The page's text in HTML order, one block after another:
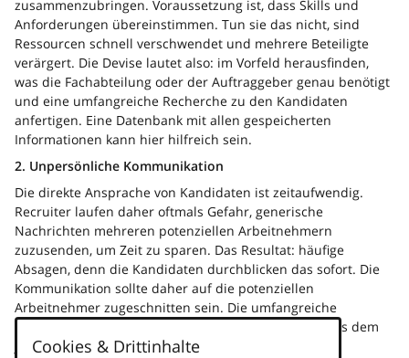
zusammenzubringen. Voraussetzung ist, dass Skills und
Anforderungen übereinstimmen. Tun sie das nicht, sind
Ressourcen schnell verschwendet und mehrere Beteiligte
verärgert. Die Devise lautet also: im Vorfeld herausfinden,
was die Fachabteilung oder der Auftraggeber genau benötigt
und eine umfangreiche Recherche zu den Kandidaten
anfertigen. Eine Datenbank mit allen gespeicherten
Informationen kann hier hilfreich sein.
2. Unpersönliche Kommunikation
Die direkte Ansprache von Kandidaten ist zeitaufwendig.
Recruiter laufen daher oftmals Gefahr, generische
Nachrichten mehreren potenziellen Arbeitnehmern
zuzusenden, um Zeit zu sparen. Das Resultat: häufige
Absagen, denn die Kandidaten durchblicken das sofort. Die
Kommunikation sollte daher auf die potenziellen
Arbeitnehmer zugeschnitten sein. Die umfangreiche
Recherche kann dabei helfen, auf einzelne Punkte aus dem
jeweiligen Lebenslauf einzugehen.
Cookies & Drittinhalte